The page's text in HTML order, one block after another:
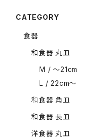
CATEGORY
食器
和食器 丸皿
M / 〜21cm
L / 22cm〜
和食器 角皿
和食器 長皿
洋食器 丸皿